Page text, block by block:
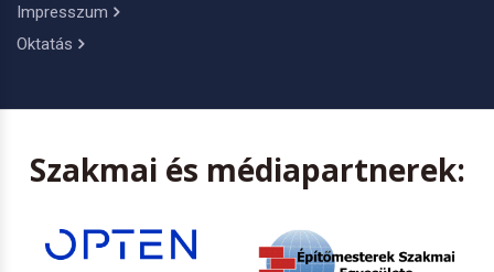
Impresszum
Oktatás
Szakmai és médiapartnerek: